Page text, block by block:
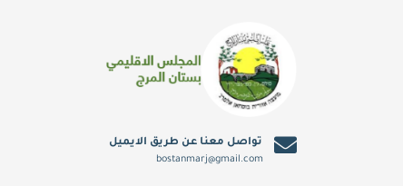
تواصل معنا عن طريق الايميل
bostanmarj@gmail.com